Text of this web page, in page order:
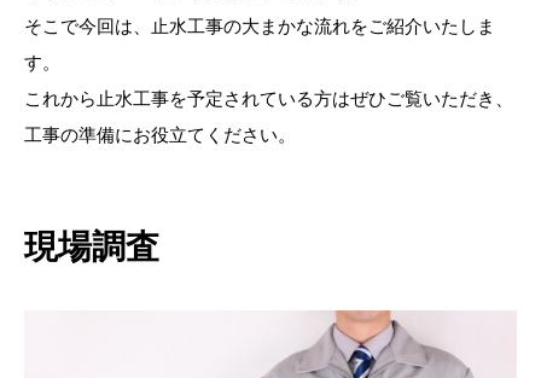
そこで今回は、止水工事の大まかな流れをご紹介いたしま
す。
これから止水工事を予定されている方はぜひご覧いただき、
工事の準備にお役立てください。
現場調査